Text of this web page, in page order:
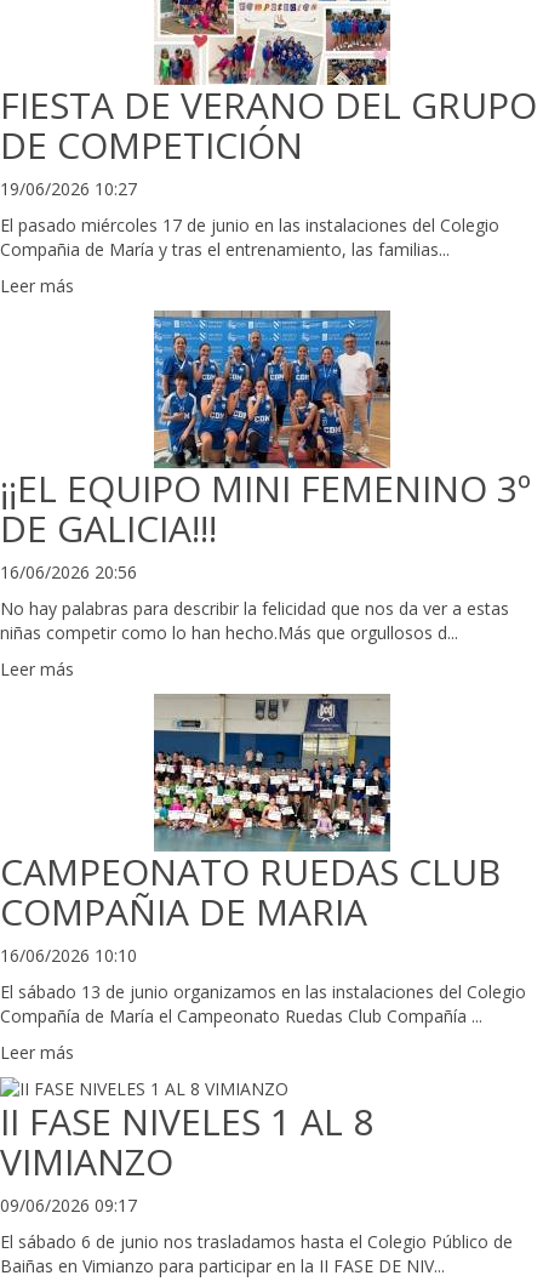
FIESTA DE VERANO DEL GRUPO
DE COMPETICIÓN
19/06/2026 10:27
El pasado miércoles 17 de junio en las instalaciones del Colegio
Compañia de María y tras el entrenamiento, las familias...
Leer más
¡¡EL EQUIPO MINI FEMENINO 3º
DE GALICIA!!!
16/06/2026 20:56
No hay palabras para describir la felicidad que nos da ver a estas
niñas competir como lo han hecho.Más que orgullosos d...
Leer más
CAMPEONATO RUEDAS CLUB
COMPAÑIA DE MARIA
16/06/2026 10:10
El sábado 13 de junio organizamos en las instalaciones del Colegio
Compañía de María el Campeonato Ruedas Club Compañía ...
Leer más
II FASE NIVELES 1 AL 8
VIMIANZO
09/06/2026 09:17
El sábado 6 de junio nos trasladamos hasta el Colegio Público de
Baiñas en Vimianzo para participar en la II FASE DE NIV...